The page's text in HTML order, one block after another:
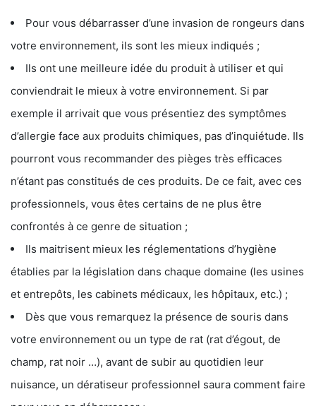
Pour vous débarrasser d’une invasion de rongeurs dans
votre environnement, ils sont les mieux indiqués ;
Ils ont une meilleure idée du produit à utiliser et qui
conviendrait le mieux à votre environnement. Si par
exemple il arrivait que vous présentiez des symptômes
d’allergie face aux produits chimiques, pas d’inquiétude. Ils
pourront vous recommander des pièges très efficaces
n’étant pas constitués de ces produits. De ce fait, avec ces
professionnels, vous êtes certains de ne plus être
confrontés à ce genre de situation ;
Ils maitrisent mieux les réglementations d’hygiène
établies par la législation dans chaque domaine (les usines
et entrepôts, les cabinets médicaux, les hôpitaux, etc.) ;
Dès que vous remarquez la présence de souris dans
votre environnement ou un type de rat (rat d’égout, de
champ, rat noir …), avant de subir au quotidien leur
nuisance, un dératiseur professionnel saura comment faire